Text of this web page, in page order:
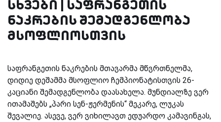
სხვები | საფრანგეთის
ნაკრების შემადგენლობა
მსოფლიოსთვის
საფრანგეთის ნაკრების მთავარმა მწვრთნელმა,
დიდიე დეშამმა მსოფლიო ჩემპიონატისთვის 26-
კაციანი შემადგენლობა დაასახელა. მუნდიალზე ვერ
ითამაშებს „პარი სენ-ჟერმენის“ მეკარე, ლუკას
შევალიე. ასევე, ვერ ვიხილავთ ედუარდო კამავინგას,